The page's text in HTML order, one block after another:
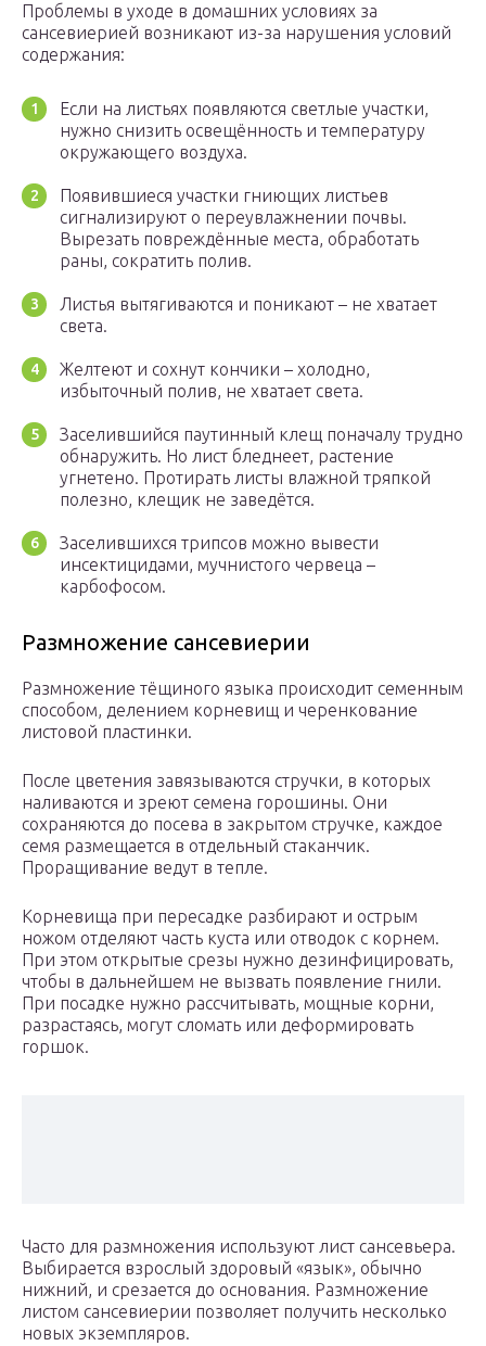
Проблемы в уходе в домашних условиях за
сансевиерией возникают из-за нарушения условий
содержания:
Если на листьях появляются светлые участки,
нужно снизить освещённость и температуру
окружающего воздуха.
Появившиеся участки гниющих листьев
сигнализируют о переувлажнении почвы.
Вырезать повреждённые места, обработать
раны, сократить полив.
Листья вытягиваются и поникают – не хватает
света.
Желтеют и сохнут кончики – холодно,
избыточный полив, не хватает света.
Заселившийся паутинный клещ поначалу трудно
обнаружить. Но лист бледнеет, растение
угнетено. Протирать листы влажной тряпкой
полезно, клещик не заведётся.
Заселившихся трипсов можно вывести
инсектицидами, мучнистого червеца –
карбофосом.
Размножение сансевиерии
Размножение тёщиного языка происходит семенным
способом, делением корневищ и черенкование
листовой пластинки.
После цветения завязываются стручки, в которых
наливаются и зреют семена горошины. Они
сохраняются до посева в закрытом стручке, каждое
семя размещается в отдельный стаканчик.
Проращивание ведут в тепле.
Корневища при пересадке разбирают и острым
ножом отделяют часть куста или отводок с корнем.
При этом открытые срезы нужно дезинфицировать,
чтобы в дальнейшем не вызвать появление гнили.
При посадке нужно рассчитывать, мощные корни,
разрастаясь, могут сломать или деформировать
горшок.
Часто для размножения используют лист сансевьера.
Выбирается взрослый здоровый «язык», обычно
нижний, и срезается до основания. Размножение
листом сансевиерии позволяет получить несколько
новых экземпляров.